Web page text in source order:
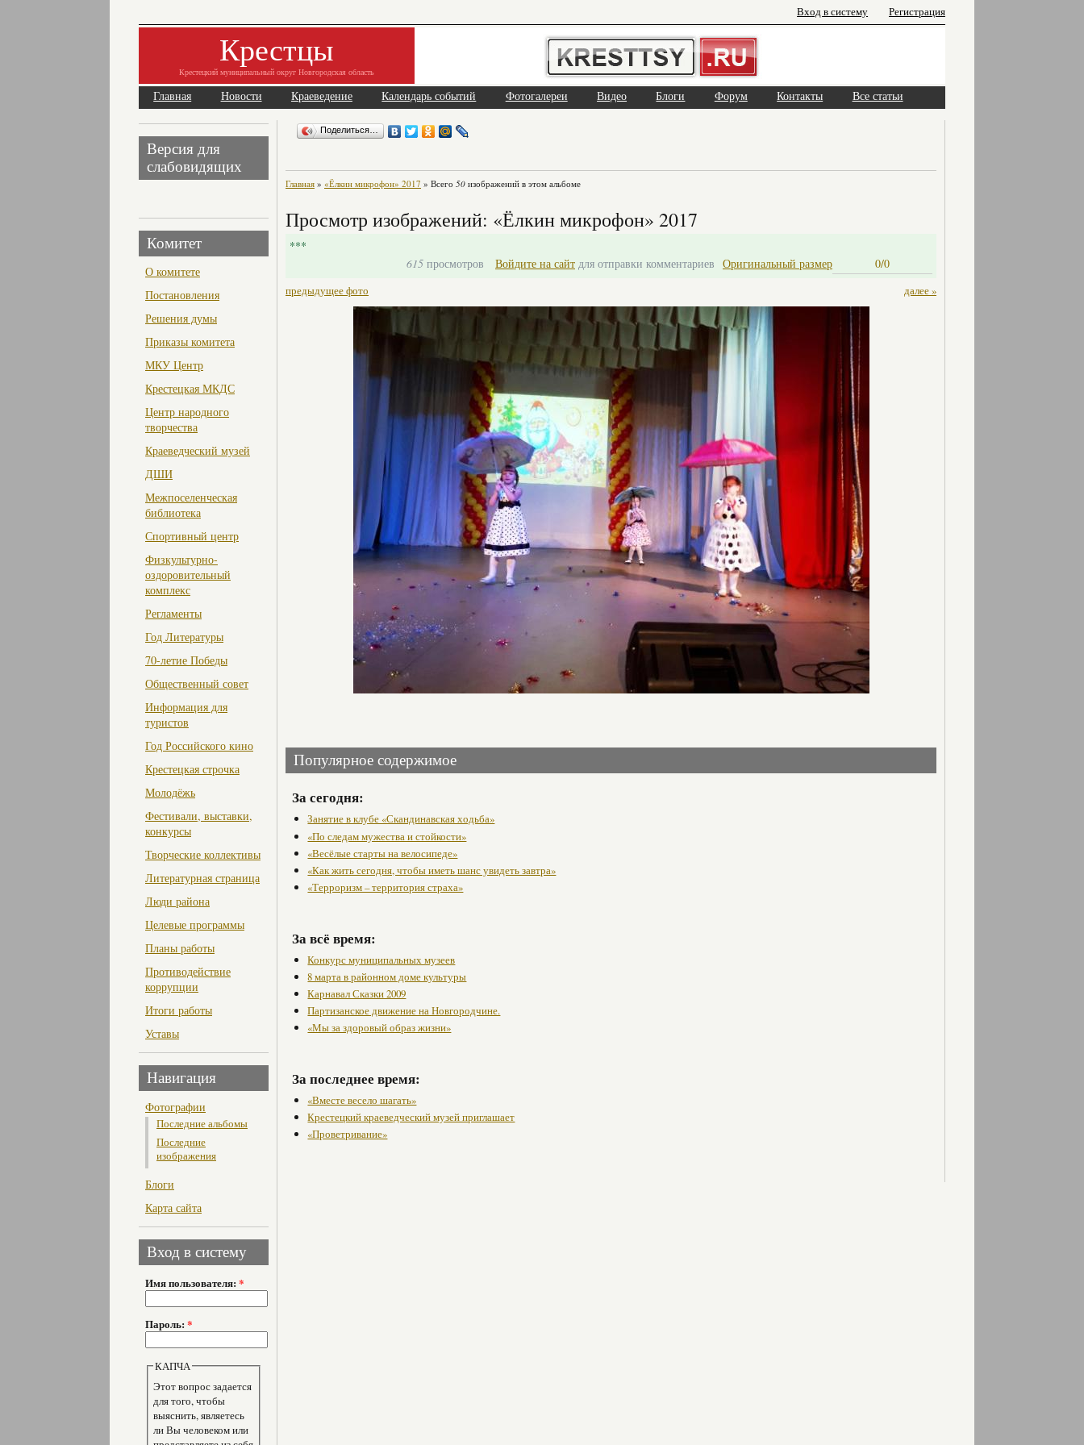
Вход в систему Регистрация
Крестцы
Крестецкий муниципальный округ Новгородская область
Главная Новости Краеведение Календарь событий Фотогалереи Видео Блоги Форум Контакты Все статьи
Версия для
слабовидящих
Комитет
О комитете
Постановления
Решения думы
Приказы комитета
МКУ Центр
Крестецкая МКДС
Центр народного
творчества
Краеведческий музей
ДШИ
Межпоселенческая
библиотека
Спортивный центр
Физкультурно-
оздоровительный
комплекс
Регламенты
Год Литературы
70-летие Победы
Общественный совет
Информация для
туристов
Год Российского кино
Крестецкая строчка
Молодёжь
Фестивали, выставки,
конкурсы
Творческие коллективы
Литературная страница
Люди района
Целевые программы
Планы работы
Противодействие
коррупции
Итоги работы
Уставы
Навигация
Фотографии
Последние альбомы
Последние
изображения
Блоги
Карта сайта
Вход в систему
Имя пользователя: *
Пароль: *
КАПЧА
Этот вопрос задается
для того, чтобы
выяснить, являетесь
ли Вы человеком или
Поделиться…
Главная » «Ёлкин микрофон» 2017 » Всего 50 изображений в этом альбоме
Просмотр изображений: «Ёлкин микрофон» 2017
***
0/0
615 просмотров Войдите на сайт для отправки комментариев Оригинальный размер
предыдущее фото далее »
Популярное содержимое
За сегодня:
Занятие в клубе «Скандинавская ходьба»
«По следам мужества и стойкости»
«Весёлые старты на велосипеде»
«Как жить сегодня, чтобы иметь шанс увидеть завтра»
«Терроризм – территория страха»
За всё время:
Конкурс муниципальных музеев
8 марта в районном доме культуры
Карнавал Сказки 2009
Партизанское движение на Новгородчине.
«Мы за здоровый образ жизни»
За последнее время:
«Вместе весело шагать»
Крестецкий краеведческий музей приглашает
«Проветривание»